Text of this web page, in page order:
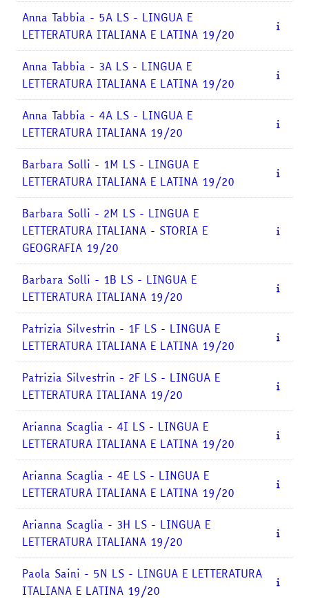
Anna Tabbia - 5A LS - LINGUA E
LETTERATURA ITALIANA E LATINA 19/20
Anna Tabbia - 3A LS - LINGUA E
LETTERATURA ITALIANA E LATINA 19/20
Anna Tabbia - 4A LS - LINGUA E
LETTERATURA ITALIANA 19/20
Barbara Solli - 1M LS - LINGUA E
LETTERATURA ITALIANA E LATINA 19/20
Barbara Solli - 2M LS - LINGUA E
LETTERATURA ITALIANA - STORIA E
GEOGRAFIA 19/20
Barbara Solli - 1B LS - LINGUA E
LETTERATURA ITALIANA 19/20
Patrizia Silvestrin - 1F LS - LINGUA E
LETTERATURA ITALIANA E LATINA 19/20
Patrizia Silvestrin - 2F LS - LINGUA E
LETTERATURA ITALIANA 19/20
Arianna Scaglia - 4I LS - LINGUA E
LETTERATURA ITALIANA E LATINA 19/20
Arianna Scaglia - 4E LS - LINGUA E
LETTERATURA ITALIANA E LATINA 19/20
Arianna Scaglia - 3H LS - LINGUA E
LETTERATURA ITALIANA 19/20
Paola Saini - 5N LS - LINGUA E LETTERATURA
ITALIANA E LATINA 19/20